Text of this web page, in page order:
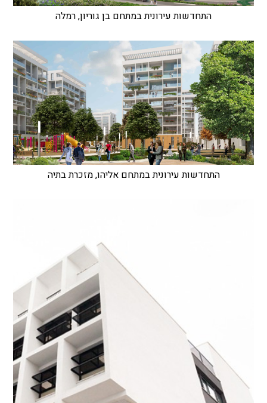
התחדשות עירונית במתחם בן גוריון, רמלה
התחדשות עירונית במתחם אליהו, מזכרת בתיה